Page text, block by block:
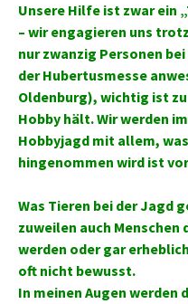
Unsere Hilfe ist zwar ein
– wir engagieren uns
nur zwanzig Personen
der Hubertusmesse
Oldenburg), wichtig ist
Hobby hält. Wir werden
Hobbyjagd mit allem,
hingenommen wird ist
Was Tieren bei der Jagd
zuweilen auch
werden oder gar
oft nicht bewusst.
In meinen Augen werden